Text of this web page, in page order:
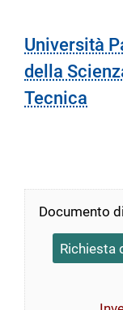
Università
della
Tecnica
Documento
Richiesta